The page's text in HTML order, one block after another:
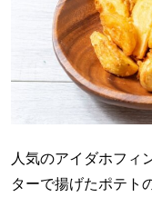
人気のアイダホフィ
ターで揚げたポテト